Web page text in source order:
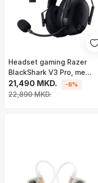
Headset gaming Razer
BlackShark V3 Pro, me
kabllo dhe wireless, USB
Type C dhe Bluetooth, i zi
21,490 MKD.
22,890 MKD.
-6%